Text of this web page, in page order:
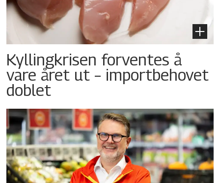
Kyllingkrisen forventes å
vare året ut – importbehovet
doblet